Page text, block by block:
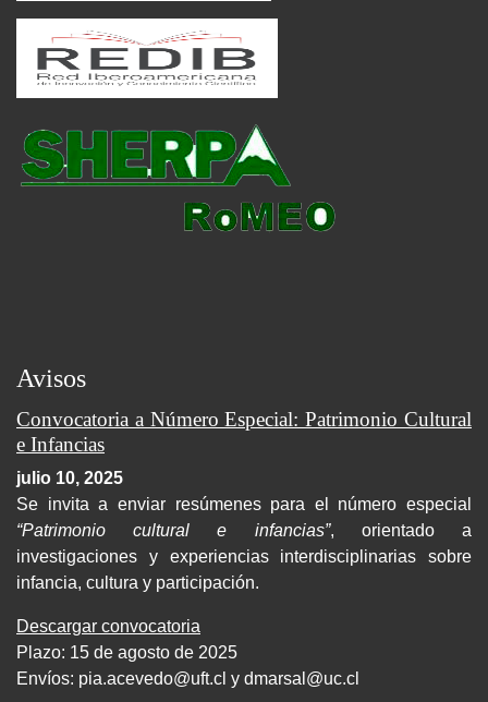
Avisos
Convocatoria a Número Especial: Patrimonio Cultural
e Infancias
julio 10, 2025
Se invita a enviar resúmenes para el número especial
“Patrimonio cultural e infancias”, orientado a
investigaciones y experiencias interdisciplinarias sobre
infancia, cultura y participación.
Descargar convocatoria
Plazo: 15 de agosto de 2025
Envíos: pia.acevedo@uft.cl y dmarsal@uc.cl